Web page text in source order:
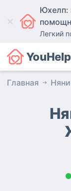
Юхелп:
Легкий
YouHelp
Главная